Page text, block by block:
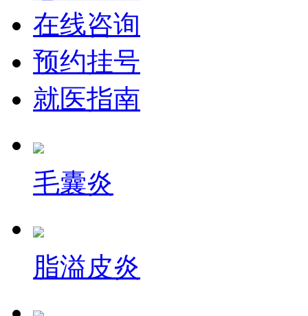
在线咨询
预约挂号
就医指南
毛囊炎
脂溢皮炎